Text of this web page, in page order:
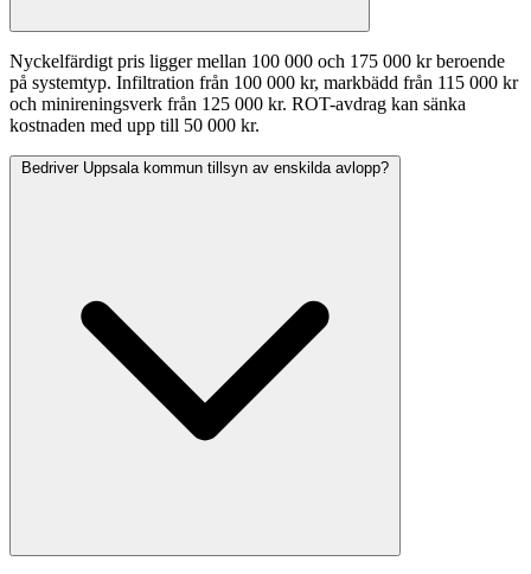
Nyckelfärdigt pris ligger mellan 100 000 och 175 000 kr beroende
på systemtyp. Infiltration från 100 000 kr, markbädd från 115 000 kr
och minireningsverk från 125 000 kr. ROT-avdrag kan sänka
kostnaden med upp till 50 000 kr.
Bedriver Uppsala kommun tillsyn av enskilda avlopp?